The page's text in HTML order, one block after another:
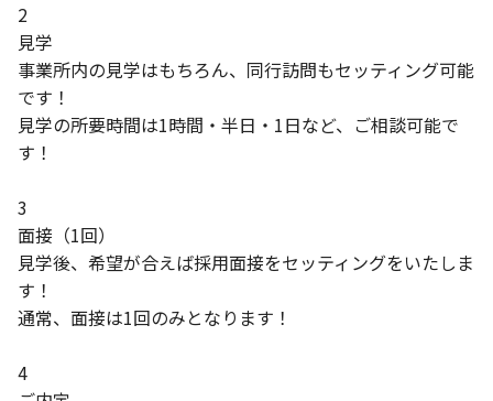
2
見学
事業所内の見学はもちろん、同行訪問もセッティング可能
です！
見学の所要時間は1時間・半日・1日など、ご相談可能で
す！
3
面接（1回）
見学後、希望が合えば採用面接をセッティングをいたしま
す！
通常、面接は1回のみとなります！
4